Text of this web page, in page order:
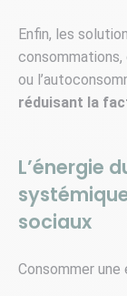
Enfin, les
ou
réduisant la
L’énergie
sociaux
Consommer une